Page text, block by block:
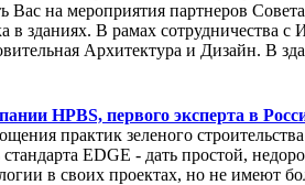
на мероприятия партнеров
в зданиях. В рамах
Архитектура и Дизайн. В
HPBS, первого эксперта в
практик зеленого
EDGE - дать простой,
в своих проектах, но не имеют